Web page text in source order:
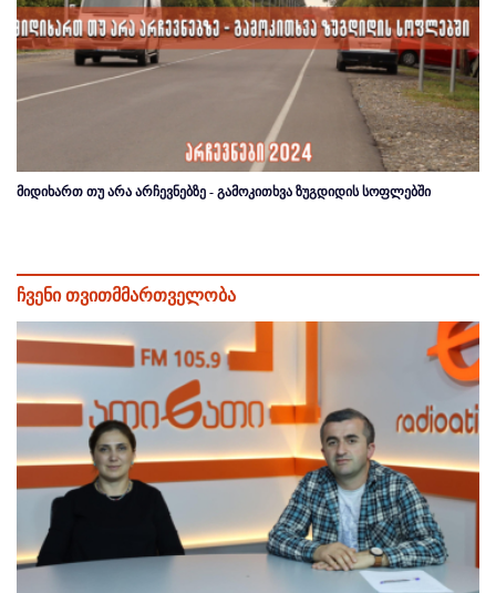
მიდიხართ თუ არა არჩევნებზე - გამოკითხვა ზუგდიდის სოფლებში
ჩვენი თვითმმართველობა